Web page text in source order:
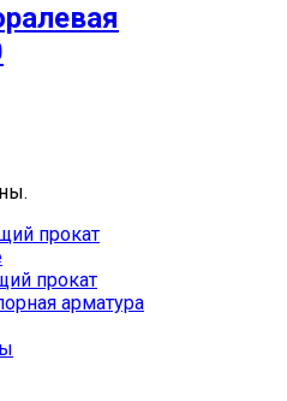
прокат
прокат
арматура